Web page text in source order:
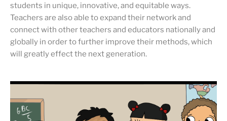
students in unique, innovative, and equitable ways.
Teachers are also able to expand their network and
connect with other teachers and educators nationally and
globally in order to further improve their methods, which
will greatly effect the next generation.